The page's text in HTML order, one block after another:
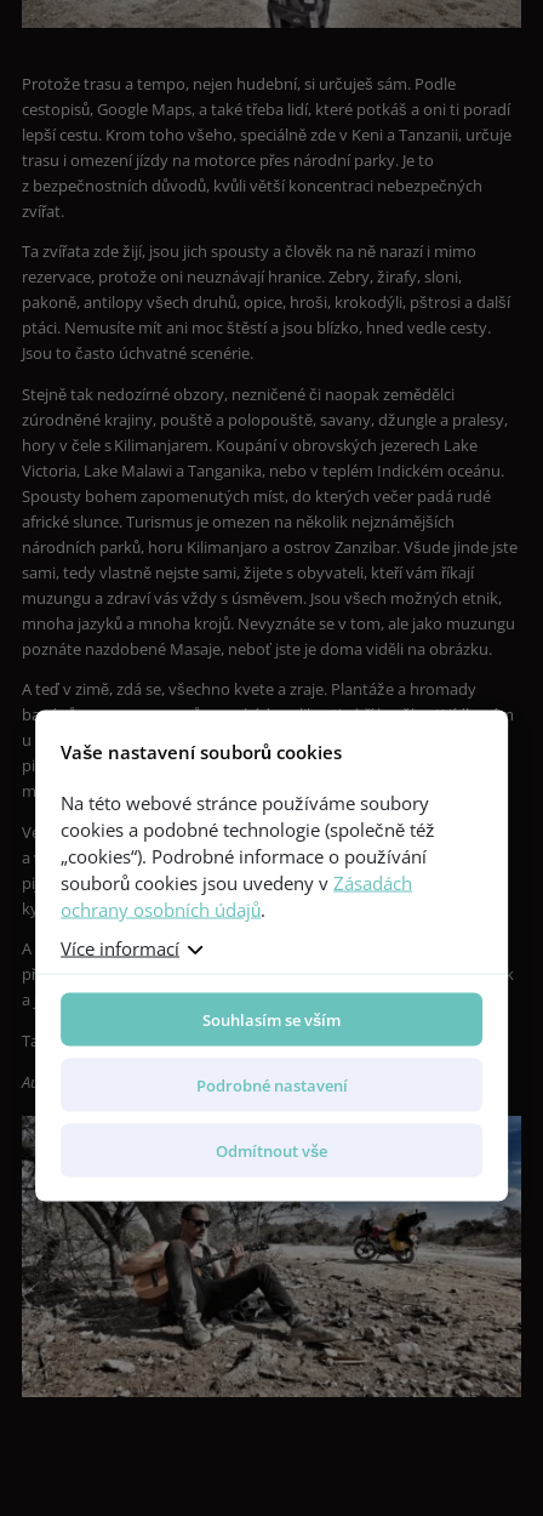
Protože trasu a tempo, nejen hudební, si určuješ sám. Podle
cestopisů, Google Maps, a také třeba lidí, které potkáš a oni ti poradí
lepší cestu. Krom toho všeho, speciálně zde v Keni a Tanzanii, určuje
trasu i omezení jízdy na motorce přes národní parky. Je to
z bezpečnostních důvodů, kvůli větší koncentraci nebezpečných
zvířat.
Ta zvířata zde žijí, jsou jich spousty a člověk na ně narazí i mimo
rezervace, protože oni neuznávají hranice. Zebry, žirafy, sloni,
pakoně, antilopy všech druhů, opice, hroši, krokodýli, pštrosi a další
ptáci. Nemusíte mít ani moc štěstí a jsou blízko, hned vedle cesty.
Jsou to často úchvatné scenérie.
Stejně tak nedozírné obzory, nezničené či naopak zemědělci
zúrodněné krajiny, pouště a polopouště, savany, džungle a pralesy,
hory v čele s Kilimanjarem. Koupání v obrovských jezerech Lake
Victoria, Lake Malawi a Tanganika, nebo v teplém Indickém oceánu.
Spousty bohem zapomenutých míst, do kterých večer padá rudé
africké slunce. Turismus je omezen na několik nejznámějších
národních parků, horu Kilimanjaro a ostrov Zanzibar. Všude jinde jste
sami, tedy vlastně nejste sami, žijete s obyvateli, kteří vám říkají
muzungu a zdraví vás vždy s úsměvem. Jsou všech možných etnik,
mnoha jazyků a mnoha krojů. Nevyznáte se v tom, ale jako muzungu
poznáte nazdobené Masaje, neboť jste je doma viděli na obrázku.
A teď v zimě, zdá se, všechno kvete a zraje. Plantáže a hromady
banánů, manga, ananasů a avokáda velikosti obří hrušky. K jídlu vám
u stánku vydají ugali, velký kukuřičný knedlík. Přílohou jsou fazole,
piri piry, tedy chilli omáčka, do níž pak máčíte hovězí, kozí a kuřecí
maso, pokud je tedy grilované a nikoliv dušené.
Ve městech a vesnicích se v lednicích chladí lokální značky piva
a večer v hospodách hrají nahlas momentální africké hity. Rádi tady
pijí a rádi vás v baru přivítají. Tím víc, když zjistí, že máte s sebou
kytaru.
A pak je spousta míst, kde je ticho, protože tam není elektřina, jen
příroda. A v noci hvězdy, které bez světelného smogu září úplně jinak
a jsou tak nějak blíže.
Tak taková je Keňa a Tanzanie, vnímaná ze sedla motorky.
Autor: Matěj Homola (Wohnout)
Vaše nastavení souborů cookies
Na této webové stránce používáme soubory
cookies a podobné technologie (společně též
„cookies“). Podrobné informace o používání
souborů cookies jsou uvedeny vZásadách
ochrany osobních údajů.
Více informací
Souhlasím se vším
Podrobné nastavení
Odmítnout vše